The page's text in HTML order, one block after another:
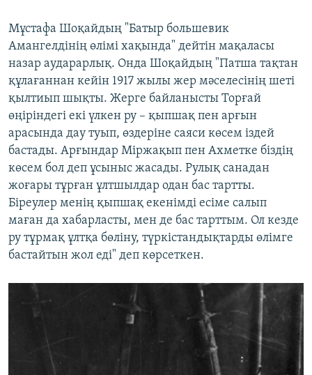
Мұстафа Шоқайдың "Батыр большевик
Амангелдінің өлімі хақында" дейтін мақаласы
назар аударарлық. Онда Шоқайдың "Патша тақтан
құлағаннан кейін 1917 жылы жер мәселесінің шеті
қылтиып шықты. Жерге байланысты Торғай
өңіріндегі екі үлкен ру – қыпшақ пен арғын
арасында дау туып, өздеріне саяси көсем іздей
бастады. Арғындар Міржақып пен Ахметке біздің
көсем бол деп ұсыныс жасады. Рулық санадан
жоғары тұрған ұлтшылдар одан бас тартты.
Біреулер менің қыпшақ екенімді есіме салып
маған да хабарласты, мен де бас тарттым. Ол кезде
ру тұрмақ ұлтқа бөліну, түркістандықтарды өлімге
бастайтын жол еді" деп көрсеткен.